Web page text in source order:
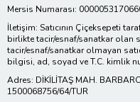
Mersis Numarası:
İletişim: Satıcının Çiçeksepeti
birlikte tacir/esnaf/sanatkar olan
tacir/esnaf/sanatkar olmayan
bilgisi, ad, soyad ve T.C. kimlik
Adres: DİKİLİTAŞ MAH.
1500068756/64/TUR